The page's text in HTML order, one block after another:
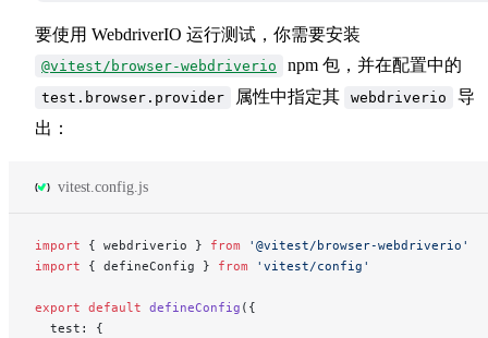
要使用 WebdriverIO 运行测试，你需要安装
@vitest/browser-webdriverio npm 包，并在配置中的
test.browser.provider 属性中指定其 webdriverio
导
出：
vitest.config.js
import { webdriverio } from '@vitest/browser-webdriverio'
import { defineConfig } from 'vitest/config'
export default defineConfig ({
  test: {